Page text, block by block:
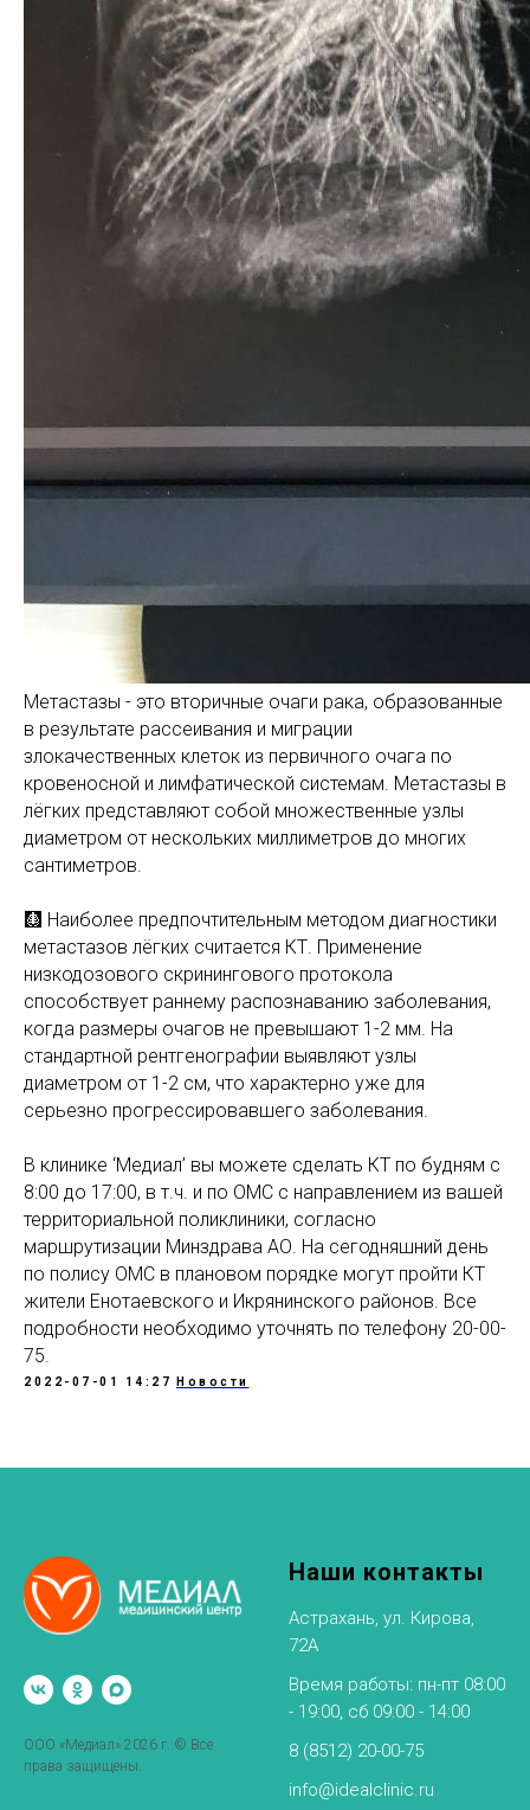
Метастазы - это вторичные очаги рака, образованные
в результате рассеивания и миграции
злокачественных клеток из первичного очага по
кровеносной и лимфатической системам. Метастазы в
лёгких представляют собой множественные узлы
диаметром от нескольких миллиметров до многих
сантиметров.
🩻 Наиболее предпочтительным методом диагностики
метастазов лёгких считается КТ. Применение
низкодозового скринингового протокола
способствует раннему распознаванию заболевания,
когда размеры очагов не превышают 1-2 мм. На
стандартной рентгенографии выявляют узлы
диаметром от 1-2 см, что характерно уже для
серьезно прогрессировавшего заболевания.
В клинике ‘Медиал’ вы можете сделать КТ по будням с
8:00 до 17:00, в т.ч. и по ОМС с направлением из вашей
территориальной поликлиники, согласно
маршрутизации Минздрава АО. На сегодняшний день
по полису ОМС в плановом порядке могут пройти КТ
жители Енотаевского и Икрянинского районов. Все
подробности необходимо уточнять по телефону 20-00-
75.
2022-07-01 14:27 Новости
ООО «Медиал» 2026 г. © Все
права защищены.
Наши контакты
Астрахань, ул. Кирова,
72А
Время работы: пн-пт 08:00
- 19:00, сб 09:00 - 14:00
8 (8512) 20-00-75
info@idealclinic.ru